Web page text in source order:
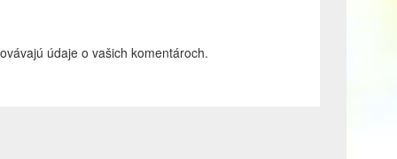
údaje o vašich komentároch.